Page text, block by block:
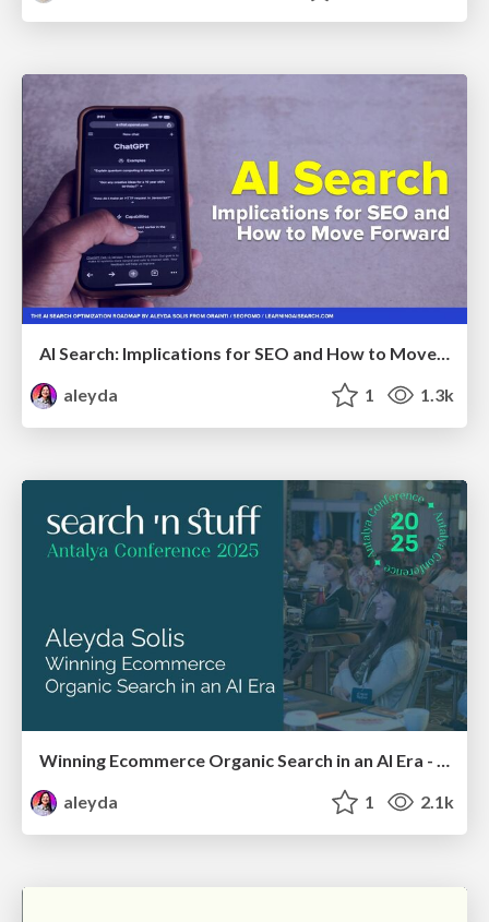
AI Search: Implications for SEO and How to Move Forward - #ShenzhenSEOConference
aleyda
1 1.3k
aleyda
1 2.1k